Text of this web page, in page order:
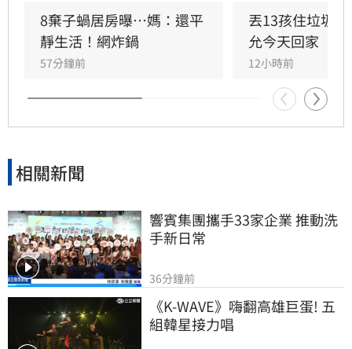
孩童健康無虞。然而，針對縣府處置被質疑慢半
拍，前社會處長、律師桂祥晟重砲抨擊，主張縣
府應立即向法院聲請停止親權及保護令，以保障
孩童權益。他更公開表示已備妥相關訴狀，呼籲
縣府展現鐵腕執法，切勿讓孩子淪為制度外的犧
牲品，應儘速介入給予實質保護與安置。
8棄子蝸居房曝⋯媽：還平
靜生活！網炸鍋
57分鐘前
丟13孩住垃圾
允今天回家
12小時前
相關新聞
響賓集團攜手33家企業 推動洗
手新日常
36分鐘前
《K-WAVE》嗨翻高雄巨蛋! 五
組韓星接力唱